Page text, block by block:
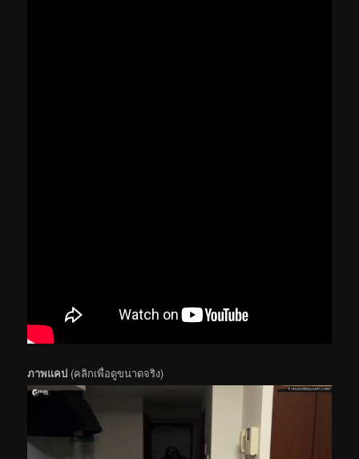
ภาพแคป (คลิกเพื่อดูขนาดจริง)